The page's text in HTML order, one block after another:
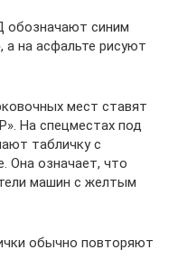
обозначают синим
а на асфальте рисуют
мест ставят
На спецместах под
табличку с
Она означает, что
машин с желтым
обычно повторяют